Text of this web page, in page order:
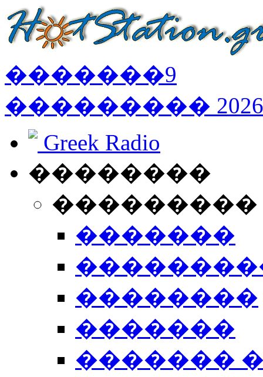
�������9
��������� 2026
Greek Radio
��������
�������
��������
�������
�������